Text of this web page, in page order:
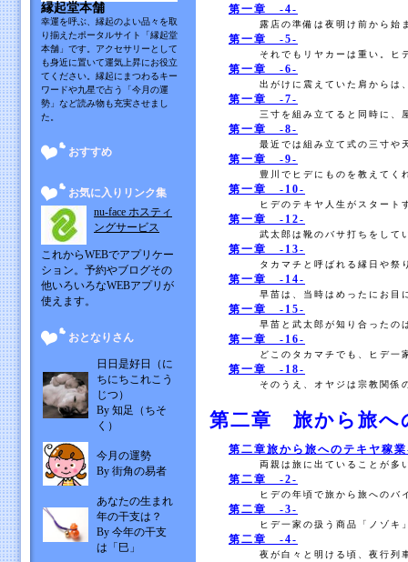
第一章 -4-
露店の準備は夜明け前から
第一章 -5-
それでもリヤカーは重い。
第一章 -6-
出がけに震えていた肩から
第一章 -7-
三寸を組み立てると同時に
第一章 -8-
最近では組み立て式の三寸
第一章 -9-
豊川でヒデにものを教えて
第一章 -10-
ヒデのテキヤ人生がスター
第一章 -12-
武太郎は靴のバサ打ちをし
第一章 -13-
タカマチと呼ばれる縁日や
第一章 -14-
早苗は、当時はめったにお
第一章 -15-
早苗と武太郎が知り合った
第一章 -16-
どこのタカマチでも、ヒデ
第一章 -18-
そのうえ、オヤジは宗教関
第二章 旅から旅へ
第二章旅から旅へのテキヤ稼
両親は旅に出ていることが
第二章 -2-
ヒデの年頃で旅から旅への
第二章 -3-
ヒデ一家の扱う商品「ノゾ
第二章 -4-
夜が白々と明ける頃、夜行
縁起堂本舗
幸運を呼ぶ、縁起のよい品々を取
り揃えたポータルサイト「縁起堂
本舗」です。アクセサリーとして
も身近に置いて運気上昇にお役立
てください。縁起にまつわるキー
ワードや九星で占う「今月の運
勢」など読み物も充実させまし
た。
おすすめ
お気に入りリンク集
nu-face ホスティ
ングサービス
これからWEBでアプリケー
ション。予約やブログその
他いろいろなWEBアプリが
使えます。
おとなりさん
日日是好日（に
ちにちこれこう
じつ）
By 知足（ちそ
く）
今月の運勢
By 街角の易者
あなたの生まれ
年の干支は？
By 今年の干支
は「巳」